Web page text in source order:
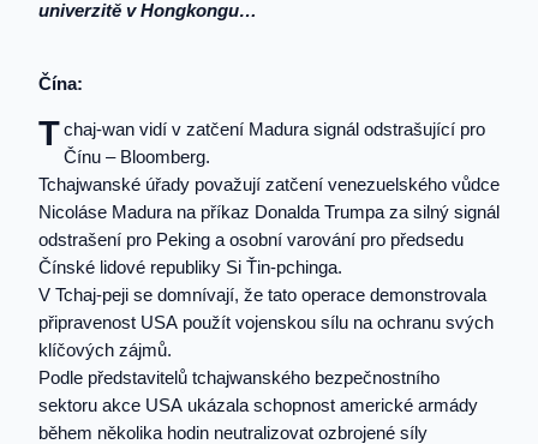
univerzitě v Hongkongu…
Čína:
Tchaj-wan vidí v zatčení Madura signál odstrašující pro
Čínu – Bloomberg.
Tchajwanské úřady považují zatčení venezuelského vůdce
Nicoláse Madura na příkaz Donalda Trumpa za silný signál
odstrašení pro Peking a osobní varování pro předsedu
Čínské lidové republiky Si Ťin-pchinga.
V Tchaj-peji se domnívají, že tato operace demonstrovala
připravenost USA použít vojenskou sílu na ochranu svých
klíčových zájmů.
Podle představitelů tchajwanského bezpečnostního
sektoru akce USA ukázala schopnost americké armády
během několika hodin neutralizovat ozbrojené síly